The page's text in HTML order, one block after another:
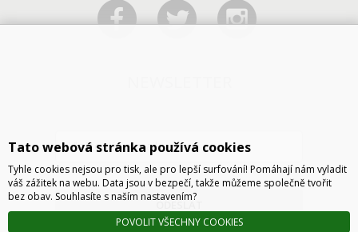
ODESLAT
Tato webová stránka používá cookies
Tyhle cookies nejsou pro tisk, ale pro lepší surfování! Pomáhají nám vyladit
váš zážitek na webu. Data jsou v bezpečí, takže můžeme společně tvořit
bez obav. Souhlasíte s naším nastavením?
POVOLIT VŠECHNY COOKIES